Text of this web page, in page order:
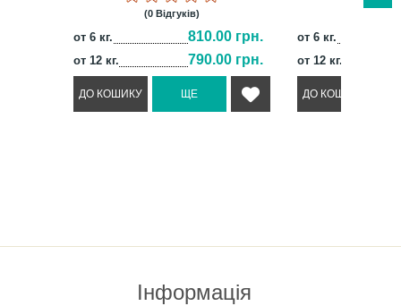
(0 Відгуків)
от 6 кг. 810.00 грн.
от 12 кг. 790.00 грн.
от 6 кг.
от 12 кг.
Інформація